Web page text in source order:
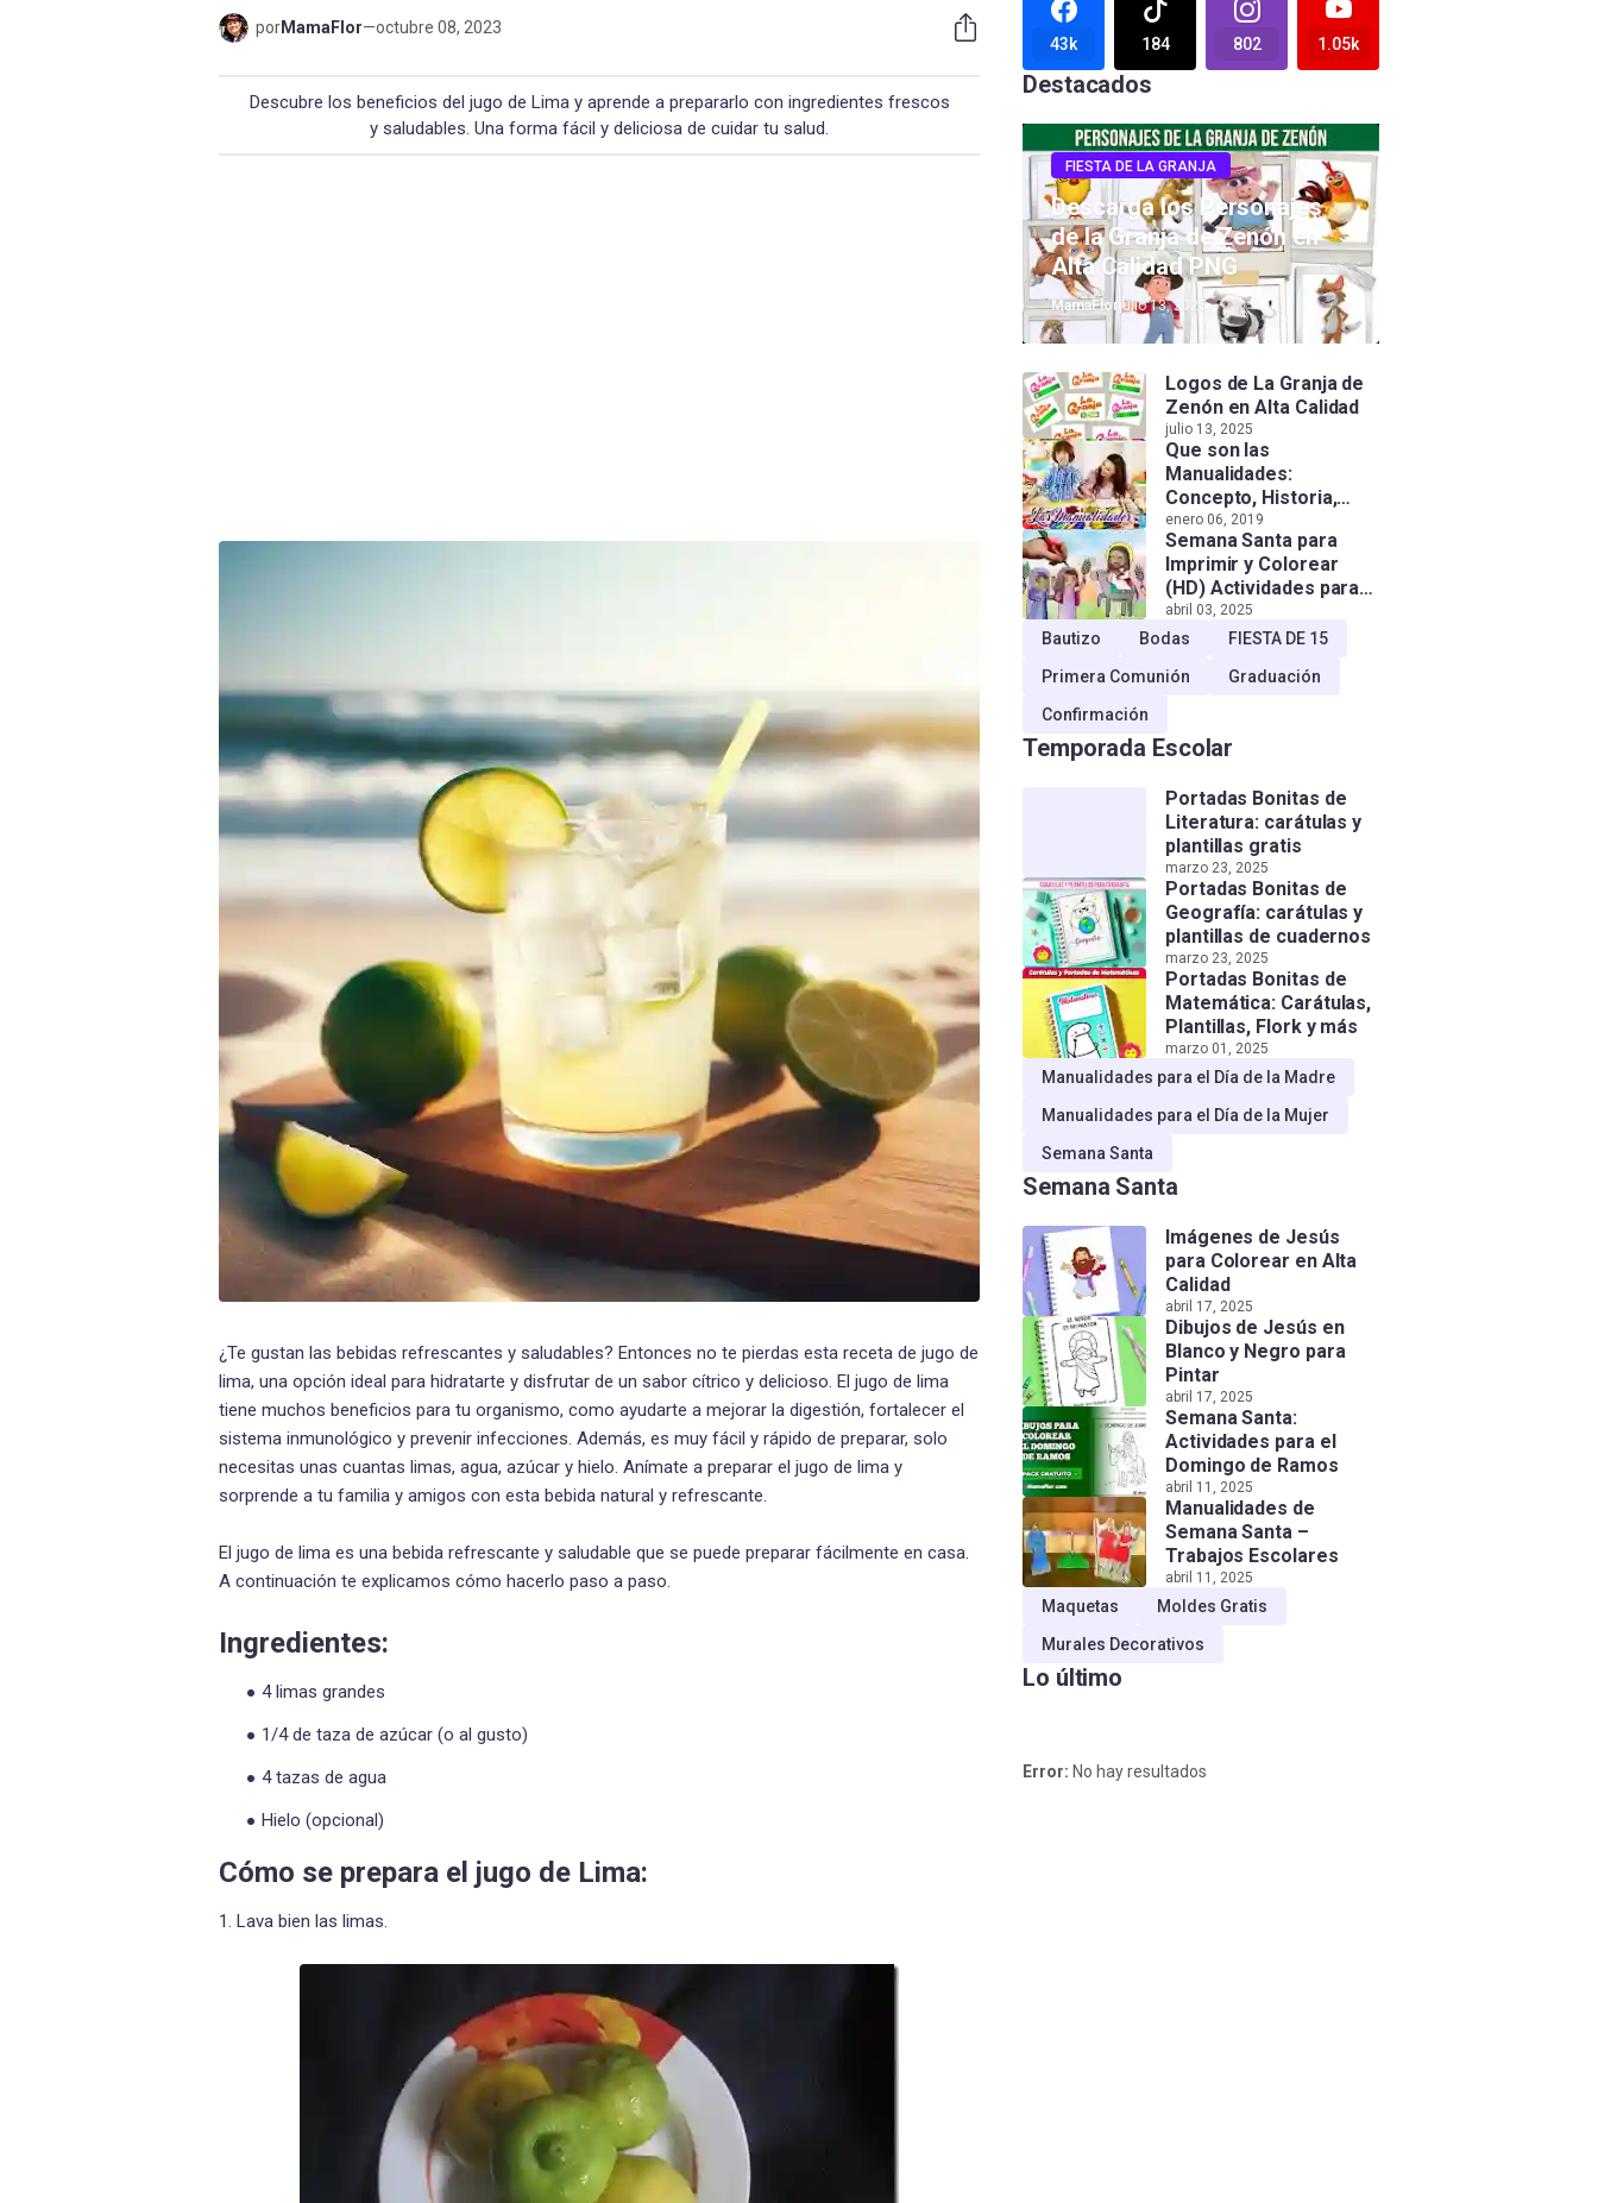
porMamaFlor—octubre 08, 2023
Descubre los beneficios del jugo de Lima y aprende a prepararlo con ingredientes frescos
y saludables. Una forma fácil y deliciosa de cuidar tu salud.
¿Te gustan las bebidas refrescantes y saludables? Entonces no te pierdas esta receta de jugo de
lima, una opción ideal para hidratarte y disfrutar de un sabor cítrico y delicioso. El jugo de lima
tiene muchos beneficios para tu organismo, como ayudarte a mejorar la digestión, fortalecer el
sistema inmunológico y prevenir infecciones. Además, es muy fácil y rápido de preparar, solo
necesitas unas cuantas limas, agua, azúcar y hielo. Anímate a preparar el jugo de lima y
sorprende a tu familia y amigos con esta bebida natural y refrescante.
El jugo de lima es una bebida refrescante y saludable que se puede preparar fácilmente en casa.
A continuación te explicamos cómo hacerlo paso a paso.
Ingredientes:
4 limas grandes
1/4 de taza de azúcar (o al gusto)
4 tazas de agua
Hielo (opcional)
Cómo se prepara el jugo de Lima:
1. Lava bien las limas.
43k 184 802 1.05k
Destacados
FIESTA DE LA GRANJA
Descarga los Personajes
de la Granja de Zenón en
Alta Calidad PNG
MamaFlorjulio 13, 2025
Logos de La Granja de
Zenón en Alta Calidad
julio 13, 2025
Que son las
Manualidades:
Concepto, Historia,
Tipos e Importancia
enero 06, 2019
Semana Santa para
Imprimir y Colorear
(HD) Actividades para
Niños!
abril 03, 2025
Bautizo Bodas
FIESTA DE 15
Primera Comunión
Graduación
Confirmación
Temporada Escolar
Portadas Bonitas de
Literatura: carátulas y
plantillas gratis
marzo 23, 2025
Portadas Bonitas de
Geografía: carátulas y
plantillas de cuadernos
marzo 23, 2025
Portadas Bonitas de
Matemática: Carátulas,
Plantillas, Flork y más
marzo 01, 2025
Manualidades para el Día de la Madre
Manualidades para el Día de la Mujer
Semana Santa
Semana Santa
Imágenes de Jesús
para Colorear en Alta
Calidad
abril 17, 2025
Dibujos de Jesús en
Blanco y Negro para
Pintar
abril 17, 2025
Semana Santa:
Actividades para el
Domingo de Ramos
abril 11, 2025
Manualidades de
Semana Santa –
Trabajos Escolares
abril 11, 2025
Maquetas
Moldes Gratis
Murales Decorativos
Lo último
Error: No hay resultados